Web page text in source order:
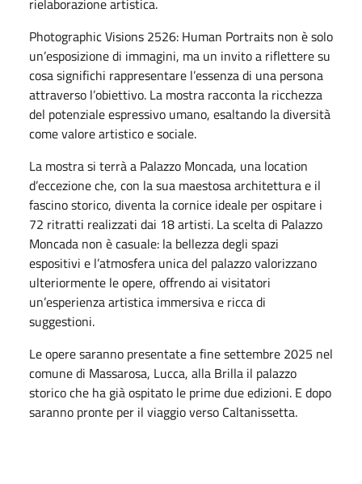
Photographic Visions 2526: Human Portraits non è solo
un’esposizione di immagini, ma un invito a riflettere su
cosa significhi rappresentare l’essenza di una persona
attraverso l’obiettivo. La mostra racconta la ricchezza
del potenziale espressivo umano, esaltando la diversità
come valore artistico e sociale.
La mostra si terrà a Palazzo Moncada, una location
d’eccezione che, con la sua maestosa architettura e il
fascino storico, diventa la cornice ideale per ospitare i
72 ritratti realizzati dai 18 artisti. La scelta di Palazzo
Moncada non è casuale: la bellezza degli spazi
espositivi e l’atmosfera unica del palazzo valorizzano
ulteriormente le opere, offrendo ai visitatori
un’esperienza artistica immersiva e ricca di
suggestioni.
Le opere saranno presentate a fine settembre 2025 nel
comune di Massarosa, Lucca, alla Brilla il palazzo
storico che ha già ospitato le prime due edizioni. E dopo
saranno pronte per il viaggio verso Caltanissetta.